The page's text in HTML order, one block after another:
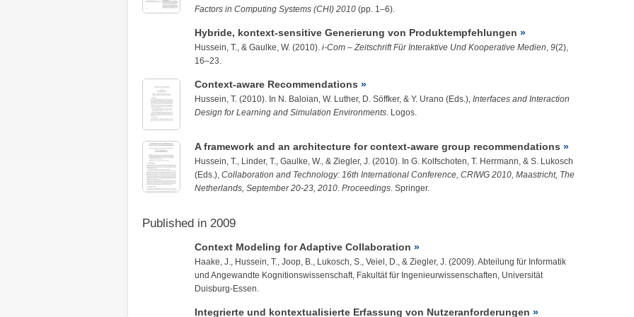
Factors in Computing Systems (CHI) 2010 (pp. 1–6).
Hybride, kontext-sensitive Generierung von Produktempfehlungen
Hussein, T., & Gaulke, W. (2010). i-Com – Zeitschrift Für Interaktive Und Kooperative Medien, 9(2),
16–23.
Context-aware Recommendations
Hussein, T. (2010). In N. Baloian, W. Luther, D. Söffker, & Y. Urano (Eds.), Interfaces and Interaction
Design for Learning and Simulation Environments. Logos.
A framework and an architecture for context-aware group recommendations
Hussein, T., Linder, T., Gaulke, W., & Ziegler, J. (2010). In G. Kolfschoten, T. Herrmann, & S. Lukosch
(Eds.), Collaboration and Technology: 16th International Conference, CRIWG 2010, Maastricht, The
Netherlands, September 20-23, 2010. Proceedings. Springer.
Published in 2009
Context Modeling for Adaptive Collaboration
Haake, J., Hussein, T., Joop, B., Lukosch, S., Veiel, D., & Ziegler, J. (2009). Abteilung für Informatik
und Angewandte Kognitionswissenschaft, Fakultät für Ingenieurwissenschaften, Universität
Duisburg-Essen.
Integrierte und kontextualisierte Erfassung von Nutzeranforderungen